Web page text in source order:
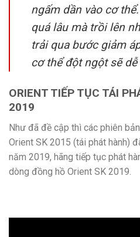
ngấm dần vào cơ
quá lâu mà trồi lên
trải qua bước giảm
cơ thể đột ngột sẽ
ORIENT TIẾP TỤC TÁI
2019
Như đã đề cập thì các phiên
Orient SK 2015 (tái phát hành)
năm 2019, hãng tiếp tục phát
dòng đồng hồ Orient SK 2019.